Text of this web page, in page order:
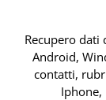
Recupero dati
Android,
contatti,